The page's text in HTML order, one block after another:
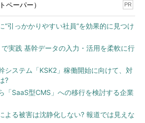
ペーパー） PR
“引っかかりやすい社員”を効果的に見つけ
で実践 基幹データの入力・活用を柔軟に行
システム「KSK2」稼働開始に向けて、対
?
「SaaS型CMS」への移行を検討する企業
よる被害は沈静化しない? 報道では見えな